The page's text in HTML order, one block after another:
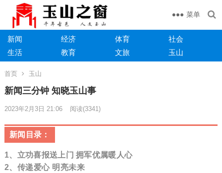
菜单
新闻 经济 体育
社会
生活
教育 文旅 玉山
首页 玉山
新闻三分钟 知晓玉山事
2023年2月3日 21:06 阅读(3341)
新闻目录：
1、立功喜报送上门 拥军优属暖人心
2、 传递爱心 明亮未来